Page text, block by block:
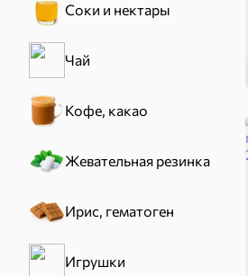
Соки и нектары
Чай
Кофе, какао
Жевательная резинка
Ирис, гематоген
Игрушки